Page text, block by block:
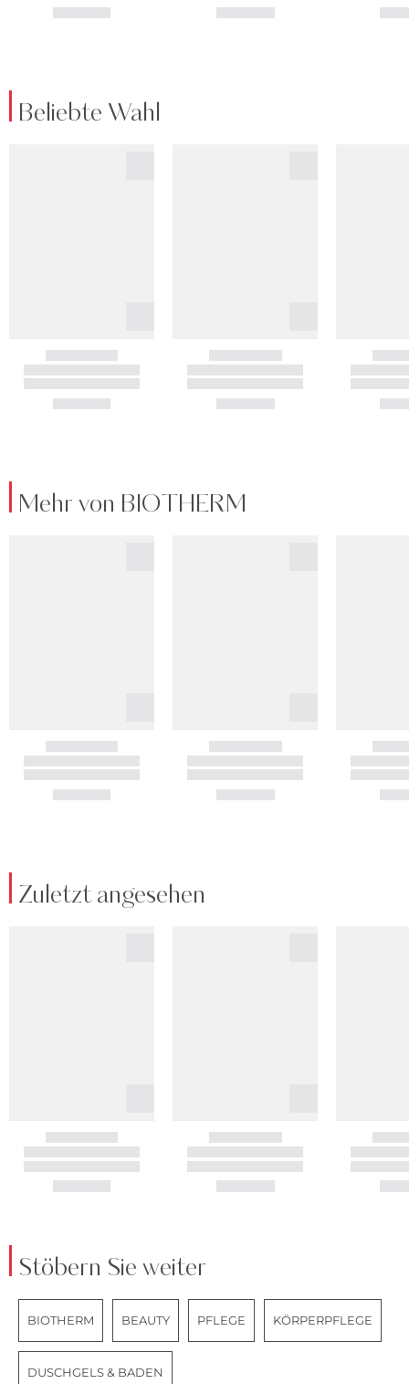
Beliebte Wahl
Mehr von BIOTHERM
Zuletzt angesehen
Stöbern Sie weiter
BIOTHERM BEAUTY PFLEGE KÖRPERPFLEGE
DUSCHGELS & BADEN